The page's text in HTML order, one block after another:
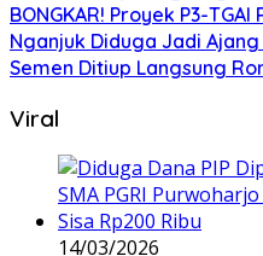
BONGKAR! Proyek P3-
Nganjuk Diduga Jadi
Semen Ditiup Langsung
Viral
14/03/2026